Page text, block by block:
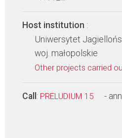
Host institution :
Uniwersytet
woj. małopolskie
Other projects carried
Call : PRELUDIUM 15 -